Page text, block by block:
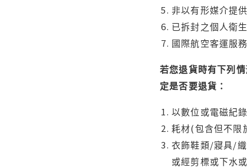
非以有形媒介提
已拆封之個人衛
國際航空客運服
若您退貨時有下列
定是否要退貨：
以數位或電磁紀
耗材(包含但不限
衣飾鞋類/寢具/
或經剪標或下水